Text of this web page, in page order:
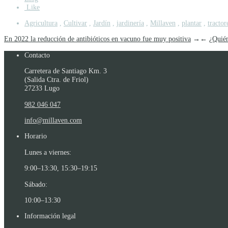
Like
Agricultura
Cultivar Jardín jardinería Millaven plantar
En 2022 la reducción de antibióticos en vacuno fue muy positiva → ←
Contacto
Carretera de Santiago Km. 3
(Salida Ctra. de Friol)
27233 Lugo
982 046 047
info@millaven.com
Horario
Lunes a viernes:
9:00–13:30, 15:30–19:15
Sábado:
10:00–13:30
Información legal